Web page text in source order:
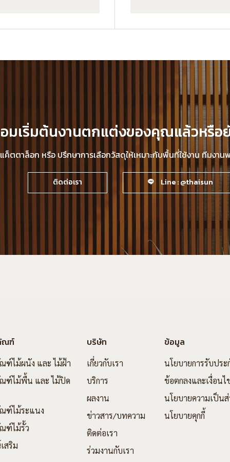
มเริ่มต้นงานตกแต่งของคุณแล้วหรือ
ตตาล็อก หรือ ปรึกษาการเลือกวัสดุให้เหมาะกับพื้นที่ใช้งาน ทีมงาน
ติดต่อเรา Line : @thaisun
ณฑ์
ฑ์ไม้ผนัง และ ไม้ฝ้า
ฑ์ไม้พื้น และ ไม้ปิด
ฑ์ไม้ระแนง
ฑ์ไม้รั้ว
สริม
บริษัท
เกี่ยวกับเรา
บริการ
ผลงาน
ข่าวสาร/บทความ
ติดต่อเรา
ร่วมงานกับเรา
ข้อมูล
นโยบายการรับประ
ข้อตกลงและเงื่อนไ
นโยบายความเป็น
นโยบายคุกกี้